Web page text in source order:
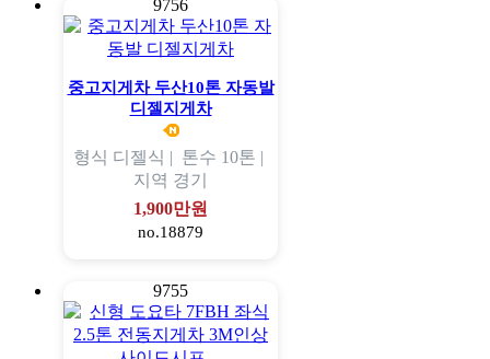
9756
중고지게차 두산10톤 자동발
디젤지게차
형식 디젤식 | 톤수 10톤 |
지역 경기
1,900만원
no.18879
9755